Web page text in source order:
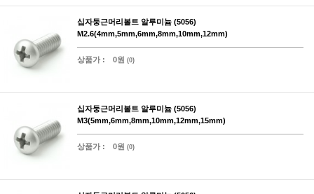
십자둥근머리볼트 알루미늄 (5056)
M2.6(4mm,5mm,6mm,8mm,10mm,12mm)
상품가 : 0원 (0)
십자둥근머리볼트 알루미늄 (5056)
M3(5mm,6mm,8mm,10mm,12mm,15mm)
상품가 : 0원 (0)